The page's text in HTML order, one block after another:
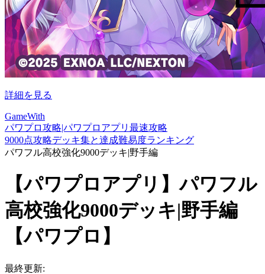
詳細を見る
GameWith
パワプロ攻略|パワプロアプリ最速攻略
9000点攻略デッキ集と達成難易度ランキング
パワフル高校強化9000デッキ|野手編
【パワプロアプリ】パワフル
高校強化9000デッキ|野手編
【パワプロ】
最終更新: